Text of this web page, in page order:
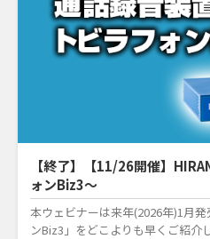
【終了】【11/26開催】
ォンBiz3～
本ウェビナーは来年(2026年)1月
ンBiz3」をどこよりも早くご紹介